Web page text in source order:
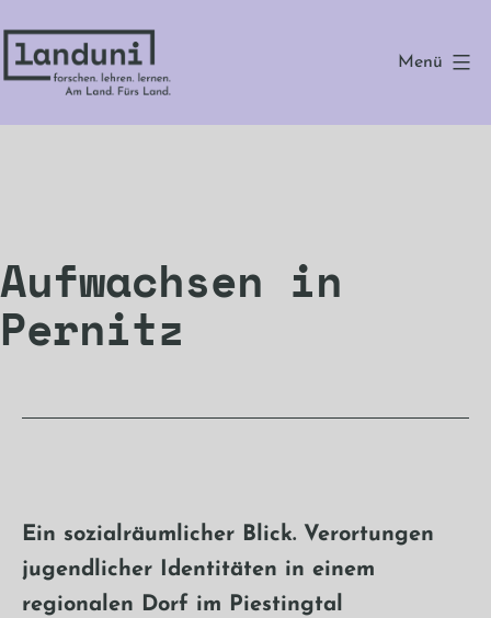
Inhalt
springen
Menü
Aufwachsen in
Pernitz
Ein sozialräumlicher Blick. Verortungen
jugendlicher Identitäten in einem
regionalen Dorf im Piestingtal